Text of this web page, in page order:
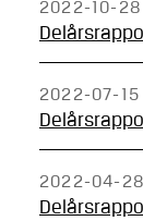
2022-10-28
2022-07-15
2022-04-28